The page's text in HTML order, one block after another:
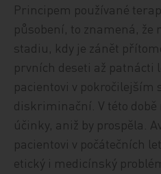
Principem používané
působení, to znamená,
stadiu, kdy je zánět
prvních deseti až patnácti
pacientovi v pokročilejším
diskriminační. V této době
účinky, aniž by prospěla.
pacientovi v počátečních
etický i medicínský